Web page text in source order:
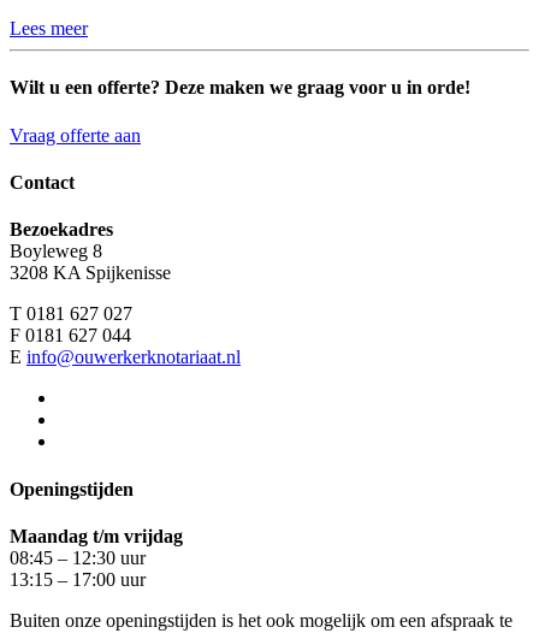
Lees meer
Wilt u een offerte? Deze maken we graag voor u in orde!
Vraag offerte aan
Contact
Bezoekadres
Boyleweg 8
3208 KA Spijkenisse
T 0181 627 027
F 0181 627 044
E info@ouwerkerknotariaat.nl
Openingstijden
Maandag t/m vrijdag
08:45 – 12:30 uur
13:15 – 17:00 uur
Buiten onze openingstijden is het ook mogelijk om een afspraak te